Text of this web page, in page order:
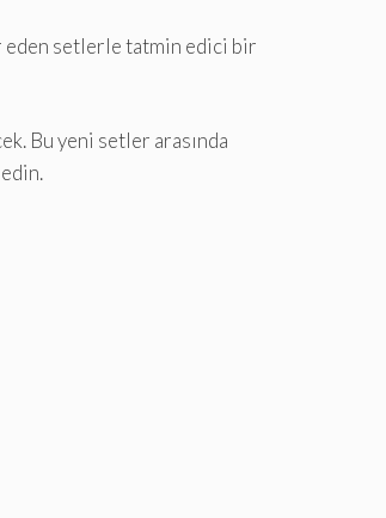
eden setlerle tatmin edici bir
Bu yeni setler arasında